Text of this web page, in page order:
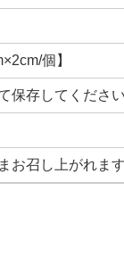
個】
保存してください
お召し上がれます